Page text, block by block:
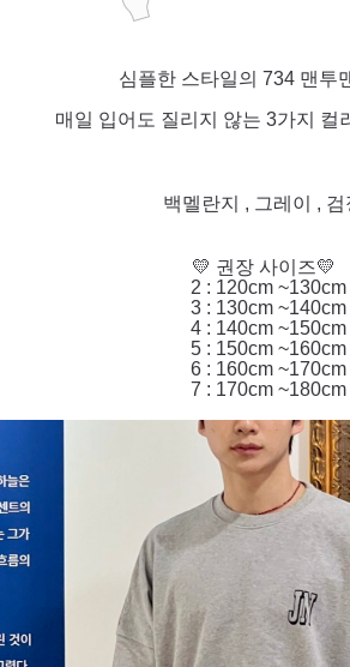
심플한 스타일의 734 맨투
매일 입어도 질리지 않는 3가지 컬
백멜란지 , 그레이 , 검
💛 권장 사이즈💛
2 : 120cm ~130cm
3 : 130cm ~140cm
4 : 140cm ~150cm
5 : 150cm ~160cm
6 : 160cm ~170cm
7 : 170cm ~180cm